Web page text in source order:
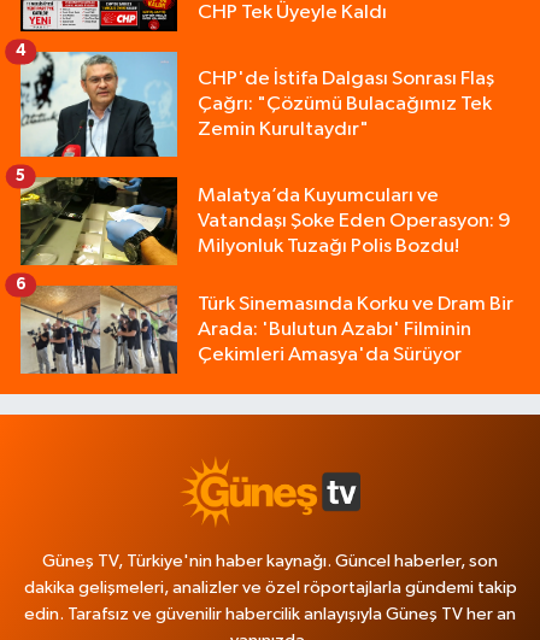
CHP Tek Üyeyle Kaldı
CHP'de İstifa Dalgası Sonrası Flaş
Çağrı: "Çözümü Bulacağımız Tek
Zemin Kurultaydır"
4
Malatya’da Kuyumcuları ve
Vatandaşı Şoke Eden Operasyon: 9
Milyonluk Tuzağı Polis Bozdu!
5
Türk Sinemasında Korku ve Dram Bir
Arada: 'Bulutun Azabı' Filminin
Çekimleri Amasya'da Sürüyor
6
Güneş TV, Türkiye'nin haber kaynağı. Güncel haberler, son
dakika gelişmeleri, analizler ve özel röportajlarla gündemi takip
edin. Tarafsız ve güvenilir habercilik anlayışıyla Güneş TV her an